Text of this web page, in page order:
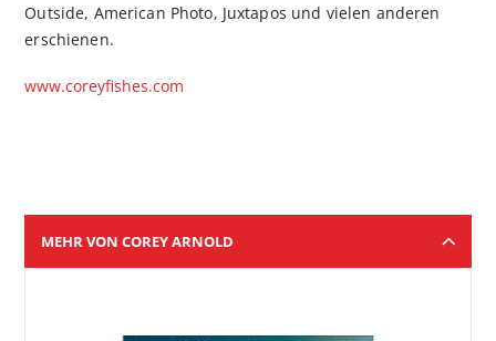
Outside, American Photo, Juxtapos und vielen anderen
erschienen.
www.coreyfishes.com
MEHR VON COREY ARNOLD